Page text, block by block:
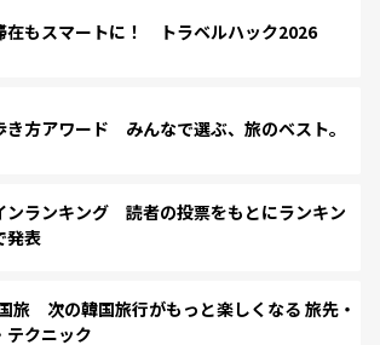
在もスマートに！ トラベルハック2026
き方アワード みんなで選ぶ、旅のベスト。
ンランキング 読者の投票をもとにランキン
発表
旅 次の韓国旅行がもっと楽しくなる 旅先・
テクニック